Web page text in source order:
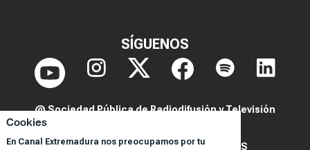
Cookies
En Canal Extremadura nos preocupamos por tu
SÍGUENOS
@ Sociedad Pública de Radiodifusión y Televisión
POLITICA DE PRIVACIDAD Y COOKIES